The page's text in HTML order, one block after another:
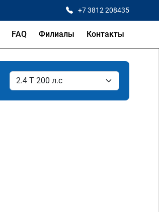
+7 3812 208435
FAQ Филиалы Контакты